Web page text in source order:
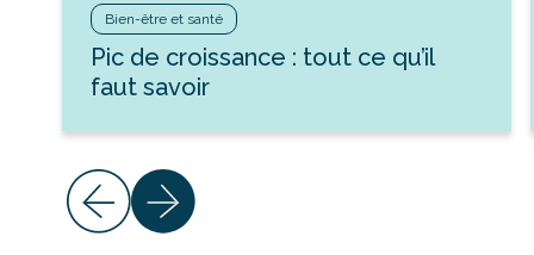
Bien-être et santé
Pic de croissance : tout ce qu’il
faut savoir